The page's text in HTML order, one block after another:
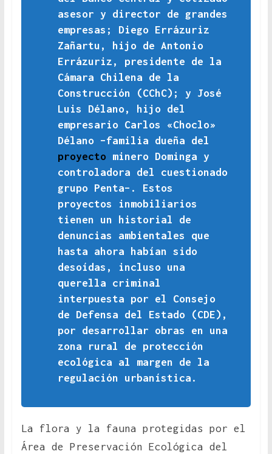
asesor y director de grandes
empresas; Diego Errázuriz
Zañartu, hijo de Antonio
Errázuriz, presidente de la
Cámara Chilena de la
Construcción (CChC); y José
Luis Délano, hijo del
empresario Carlos «Choclo»
Délano –familia dueña del
proyecto minero Dominga y
controladora del cuestionado
grupo Penta–. Estos
proyectos inmobiliarios
tienen un historial de
denuncias ambientales que
hasta ahora habían sido
desoídas, incluso una
querella criminal
interpuesta por el Consejo
de Defensa del Estado (CDE),
por desarrollar obras en una
zona rural de protección
ecológica al margen de la
regulación urbanística.
La flora y la fauna protegidas por el
Área de Preservación Ecológica del